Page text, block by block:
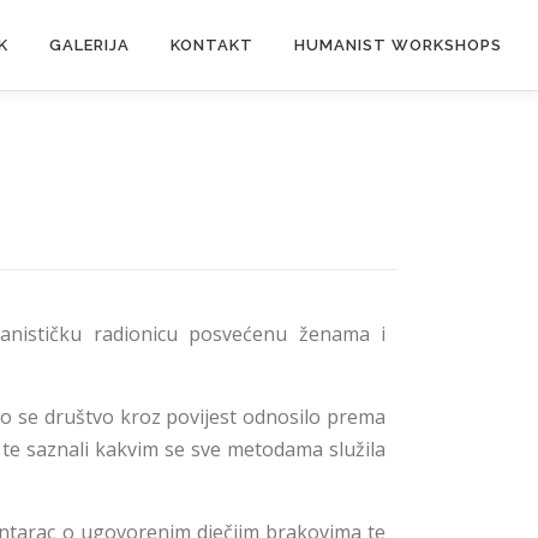
GALERIJA KONTAKT HUMANIST WORKSHOPS
radionicu posvećenu ženama i
se društvo kroz povijest odnosilo prema
saznali kakvim se sve metodama služila
o ugovorenim dječjim brakovima te